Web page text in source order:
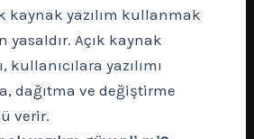
kaynak yazılım kullanmak
yasaldır. Açık kaynak
kullanıcılara yazılımı
dağıtma ve değiştirme
verir.